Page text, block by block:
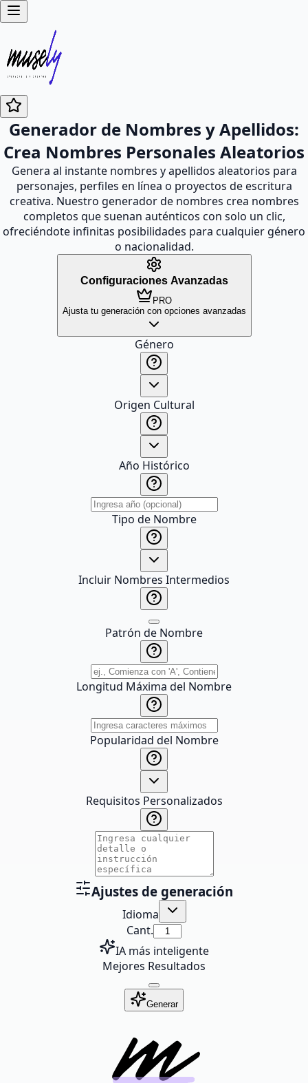
Generador de Nombres y Apellidos:
Crea Nombres Personales Aleatorios
Genera al instante nombres y apellidos aleatorios para
personajes, perfiles en línea o proyectos de escritura
creativa. Nuestro generador de nombres crea nombres
completos que suenan auténticos con solo un clic,
ofreciéndote infinitas posibilidades para cualquier género
o nacionalidad.
Configuraciones Avanzadas
PRO
Ajusta tu generación con opciones avanzadas
Género
Origen Cultural
Año Histórico
Tipo de Nombre
Incluir Nombres Intermedios
Patrón de Nombre
Longitud Máxima del Nombre
Popularidad del Nombre
Requisitos Personalizados
Ajustes de generación
Idioma
Cant.
IA más inteligente
Mejores Resultados
Generar